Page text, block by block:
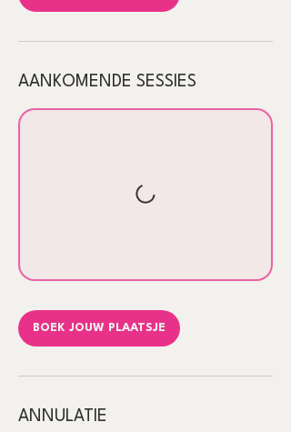
AANKOMENDE SESSIES
BOEK JOUW PLAATSJE
ANNULATIE